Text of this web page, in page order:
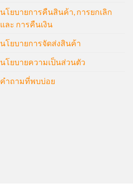
นโยบายการคืนสินค้า, การยกเลิก
และ การคืนเงิน
นโยบายการจัดส่งสินค้า
นโยบายความเป็นส่วนตัว
คำถามที่พบบ่อย